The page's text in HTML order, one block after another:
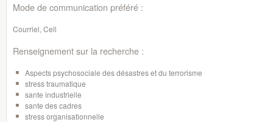
Mode de communication préféré :
Courriel, Cell
Renseignement sur la recherche :
Aspects psychosociale des désastres et du terrorisme
stress traumatique
sante industrielle
sante des cadres
stress organisationnelle